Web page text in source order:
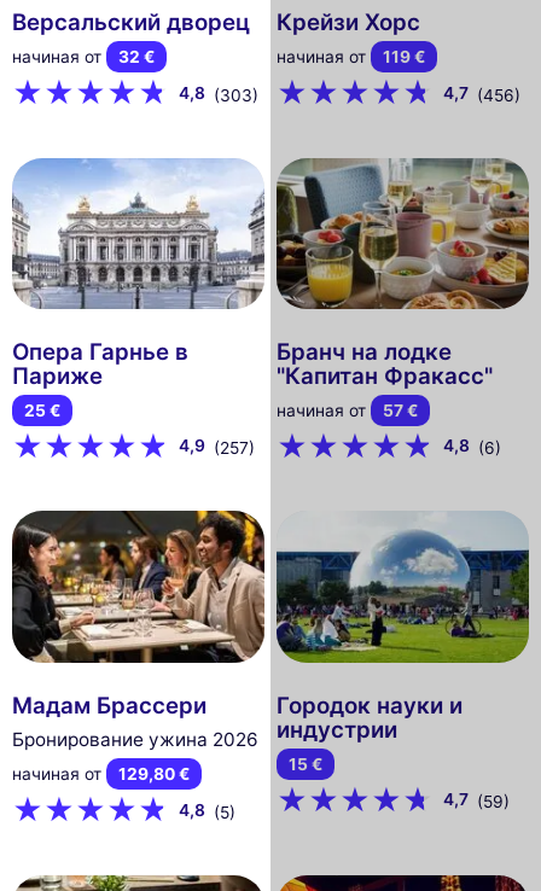
Версальский дворец
начиная от
32 €
4,8 (303)
Крейзи Хорс
начиная от
119 €
4,7 (456)
Опера Гарнье в
Париже
25 €
4,9 (257)
Бранч на лодке
"Капитан Фракасс"
начиная от
57 €
4,8 (6)
Мадам Брассери
Бронирование ужина 2026
начиная от
129,80 €
4,8 (5)
Городок науки и
индустрии
15 €
4,7 (59)